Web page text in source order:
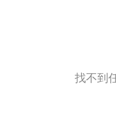
找不到